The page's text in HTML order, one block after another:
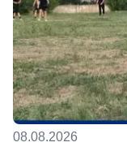
08.08.2026